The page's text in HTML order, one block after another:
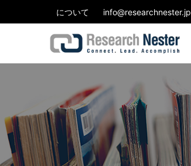
について info@researchnester.jp